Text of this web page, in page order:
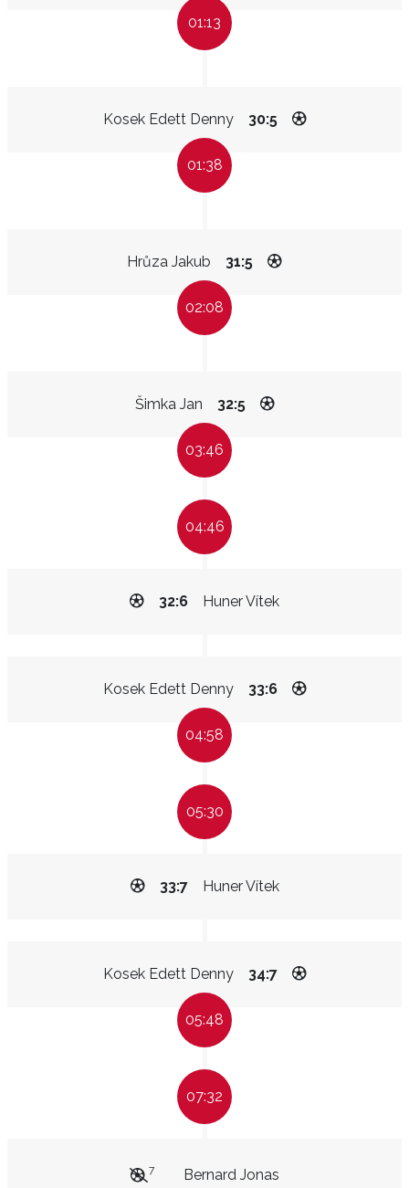
01:13
Kosek Edett Denny 30:5
01:38
Hrůza Jakub 31:5
02:08
Šimka Jan 32:5
03:46
04:46
Huner Vítek
32:6
Kosek Edett Denny 33:6
04:58
05:30
Huner Vítek
33:7
Kosek Edett Denny 34:7
05:48
07:32
Bernard Jonas
7